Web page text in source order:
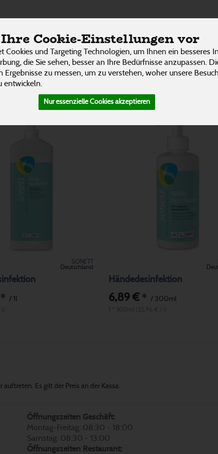
Cookie-Einstellungen vor
Cookies und Targeting Technologien, um Ihnen ein besseres
die Sie sehen, besser an Ihre Bedürfnisse anzupassen.
Ergebnisse zu messen, um zu verstehen, woher unsere
entwickeln.
Nur essenzielle Cookies akzeptieren
3 von 3242
SONETT
Deutschland
/ 1l
Händedesinfektion
6,89 €* / 300ml
Es gilt der Preis an der Kassa.
Öffnungszeiten Geschäft:
Montag-Freitag: 08:30 - 18:00
Samstag: 08:30 - 13:00
Öffnungszeiten Restaurant: